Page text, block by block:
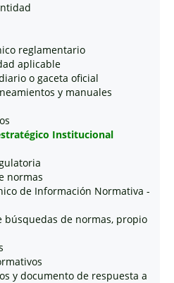
reglamentario
aplicable
o gaceta oficial
y manuales
Institucional
normas
de Información Normativa -
búsquedas de normas, propio
y documento de respuesta a